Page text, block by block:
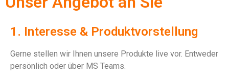
1. Interesse & Produktvorstellung
Gerne stellen wir Ihnen unsere Produkte live vor. Entweder
persönlich oder über MS Teams.